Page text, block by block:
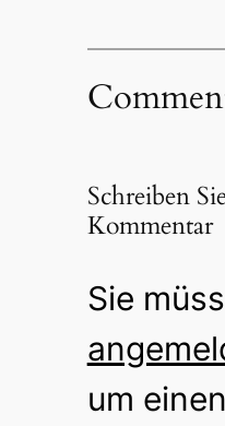
Schreiben
Kommentar
Sie
um einen